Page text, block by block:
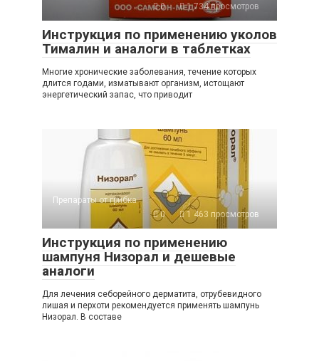
0
1 734 просмотров
Инструкция по применению уколов
Тималин и аналоги в таблетках
Многие хронические заболевания, течение которых
длится годами, изматывают организм, истощают
энергетический запас, что приводит
Препараты от грибка
0
1 463 просмотров
Инструкция по применению
шампуня Низорал и дешевые
аналоги
Для лечения себорейного дерматита, отрубевидного
лишая и перхоти рекомендуется применять шампунь
Низорал. В составе